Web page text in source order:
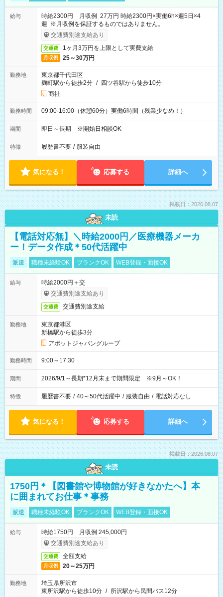
給与
時給2300円 月収例 27万円 時給2300円×実働6h×週5日×4
週 ※月収例を保証するものではありません。
交通費別途支給あり
交通費 1ヶ月3万円を上限として実費支給
月収例 25～30万円
勤務地
東京都千代田区
麹町駅から徒歩2分 / 四ツ谷駅から徒歩10分
商社
勤務時間 09:00-16:00（休憩60分）実働6時間（残業少なめ！）
期間 即日～長期 ※開始日相談OK
特徴 履歴書不要 / 服装自由
気になる！ 応募する 詳細へ
掲載日：2026.08.07
未読
【電話対応無】＼時給2000円／医療機器メーカ
ー！データ作成＊50代活躍中
派遣 職種未経験OK ブランクOK WEB登録・面接OK
給与
時給2000円＋交
交通費別途支給あり
交通費 交通費別途支給
勤務地
東京都港区
新橋駅から徒歩3分
アボットジャパングループ
勤務時間 9:00～17:30
期間 2026/9/1～長期*12月末まで期間限定 ※9月～OK！
特徴 履歴書不要 / 40～50代活躍中 / 服装自由 / 電話対応なし
気になる！ 応募する 詳細へ
掲載日：2026.08.07
未読
1750円＊【図書館や博物館が好きなかたへ】本
に囲まれてお仕事＊事務
派遣 職種未経験OK ブランクOK WEB登録・面接OK
給与
時給1750円 月収例 245,000円
交通費別途支給あり
交通費 全額支給
月収例 20～25万円
勤務地
埼玉県所沢市
東所沢駅から徒歩10分 / 所沢駅から民間バス12分